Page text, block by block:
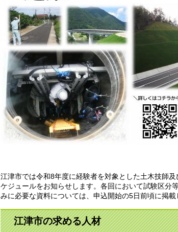
江津市では令和8年度に経験者を対象とした土木技師
ケジュールをお知らせします。各回において試験区分
みに必要な資料については、申込開始の5日前頃に掲載
江津市の求める人材